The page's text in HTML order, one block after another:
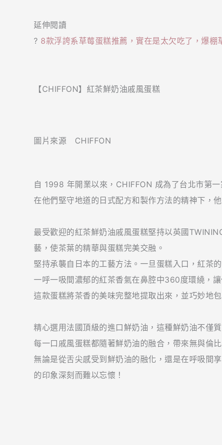
延伸閱讀
? 8款浮誇系草莓蛋糕推薦，實在是太欠吃了，爆棚
【CHIFFON】紅茶鮮奶油戚風蛋糕
圖片來源 CHIFFON
自 1998 年開業以來，CHIFFON 成為了台北市第
在他們堅守地道的日式配方和製作方法的精神下，
最受歡迎的紅茶鮮奶油戚風蛋糕堅持以英國
藝，使茶葉的精華與蛋糕完美交融。
堅持承襲自日本的工藝方法。一旦蛋糕入口，紅茶
一呼一吸間濃郁的紅茶香氣在鼻腔中360度環繞，
這款蛋糕將茶香的美味完整地提取出來，並巧妙地
精心選用法國頂級的進口鮮奶油，這種鮮奶油不僅
每一口戚風蛋糕都隨著鮮奶油的融合，帶來無與倫
無論是從舌尖感受到鮮奶油的融化，還是在呼吸間
的印象深刻而難以忘懷！